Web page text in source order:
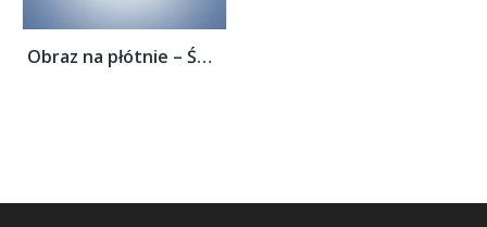
Obraz na płótnie – Świeca przed kwiatem –...